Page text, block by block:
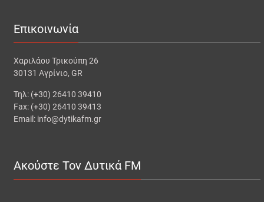
Επικοινωνία
Χαριλάου Τρικούπη 26
30131 Αγρίνιο, GR
Τηλ: (+30) 26410 39410
Fax: (+30) 26410 39413
Email: info@dytikafm.gr
Ακούστε Τον Δυτικά FM